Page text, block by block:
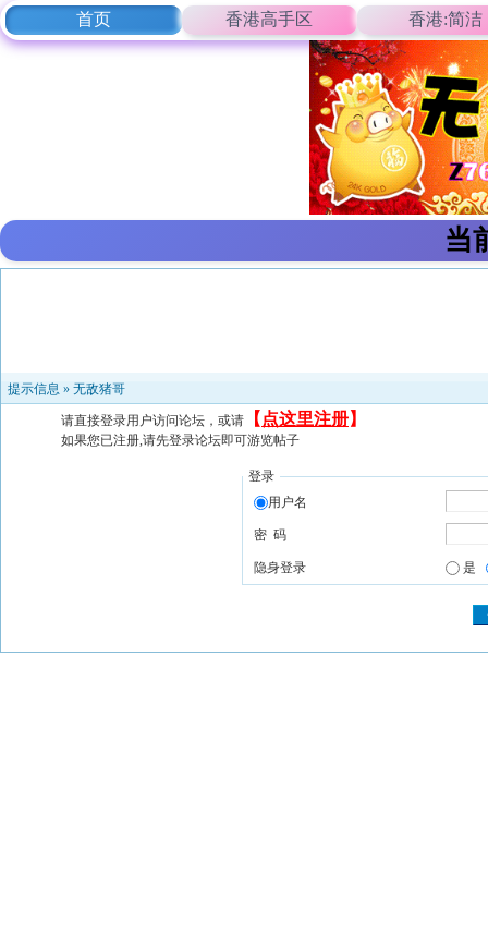
首页 香港高手区 香港:简洁
当
提示信息 » 无敌猪哥
请直接登录用户访问论坛，或请 【 点这里注册】
如果您已注册,请先登录论坛即可游览帖子
登录
用户名
密 码
隐身登录 是